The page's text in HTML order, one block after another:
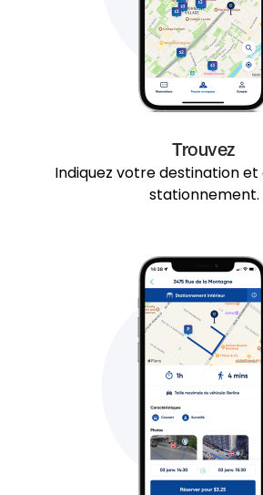
Trouvez
Indiquez votre destination et
stationnement.